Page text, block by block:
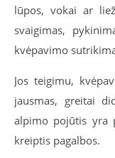
lūpos, vokai ar
svaigimas,
kvėpavimo
Jos teigimu,
jausmas, greitai
alpimo pojūtis yra
kreiptis pagalbos.